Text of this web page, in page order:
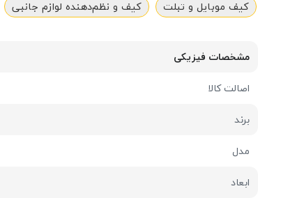
کیف موبایل و تبلت
کیف و نظم‌دهنده لوازم جانبی
مشخصات فیزیکی
اصالت کالا
برند
مدل
ابعاد